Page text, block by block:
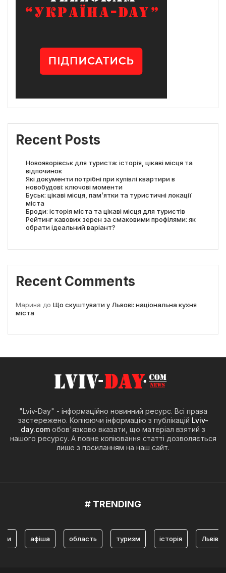
Recent Posts
Новояворівськ для туриста: історія, цікаві місця та
відпочинок
Які документи потрібні при купівлі квартири в
новобудові: ключові моменти
Буськ: цікаві місця, пам’ятки та туристичні локації
міста
Броди: історія міста та цікаві місця для туристів
Рейтинг кавових зерен за смаковими профілями: як
обрати ідеальний варіант?
Recent Comments
Марина до Що скуштувати у Львові: національна кухня
міста
"Lviv-Day" - інформаційно новинний ресурс. Всі права
застережено. Копіюючи інформацію з публікацій Lviv-
day.com обов'язково вказати, що матеріал взятий з
нашого ресурсу. А повне копіювання статті дозволяється
лише з посиланням на наш сайт.
# TRENDING
афіша область туризм історія Львів